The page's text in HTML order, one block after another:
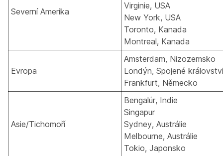
Severní Amerika
Virginie, USA
New York, USA
Toronto, Kanada
Montreal, Kanada
Evropa
Amsterdam, Nizozemsko
Londýn, Spojené království
Frankfurt, Německo
Asie/Tichomoří
Bengalúr, Indie
Singapur
Sydney, Austrálie
Melbourne, Austrálie
Tokio, Japonsko